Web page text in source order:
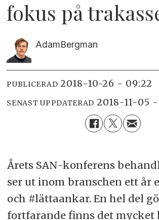
fokus på
AdamBergman
PUBLICERAD 2018-10-26 - 09:22
SENAST UPPDATERAD 2018-11-05
Årets SAN-konferens
ser ut inom branschen ett år
och #lättaankar. En hel del
fortfarande finns det mycket